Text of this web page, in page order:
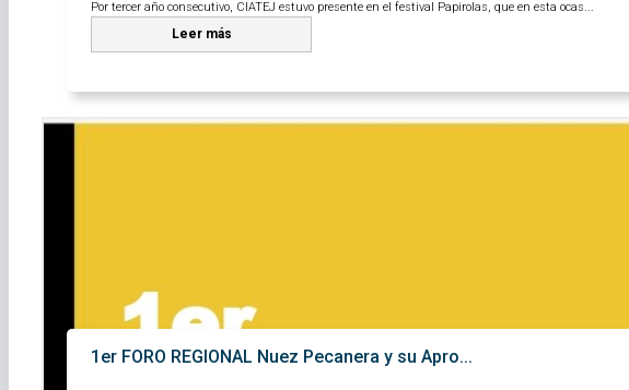
Por tercer año consecutivo, CIATEJ estuvo presente en el festival Papirolas, que en esta ocas...
Leer más
1er FORO REGIONAL Nuez Pecanera y su Apro...